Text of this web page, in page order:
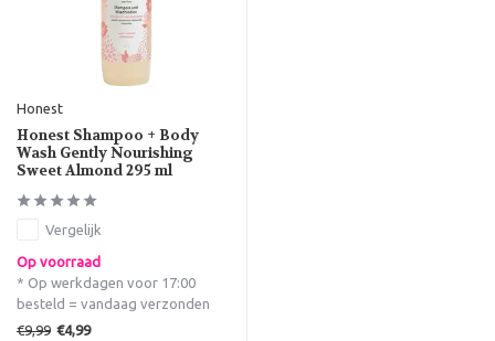
Honest
Honest Shampoo + Body
Wash Gently Nourishing
Sweet Almond 295 ml
Vergelijk
Op voorraad
* Op werkdagen voor 17:00
besteld = vandaag verzonden
€9,99 €4,99